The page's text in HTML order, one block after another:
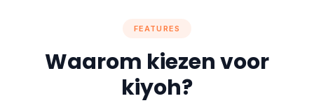
FEATURES
Waarom kiezen voor
kiyoh?